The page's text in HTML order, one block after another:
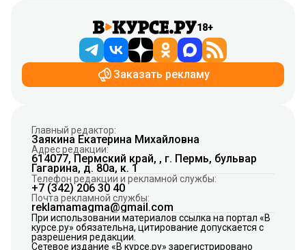
18+
Заказать рекламу
Главный редактор:
Заякина Екатерина Михайловна
Адрес редакции:
614077, Пермский край, , г. Пермь, бульвар
Гагарина, д. 80а, к. 1
Телефон редакции и рекламной службы:
+7 (342) 206 30 40
Почта рекламной службы:
reklamamagma@gmail.com
При использовании материалов ссылка на портал «В
курсе.ру» обязательна, цитирование допускается с
разрешения редакции.
Сетевое издание «В курсе.ру» зарегистрировано